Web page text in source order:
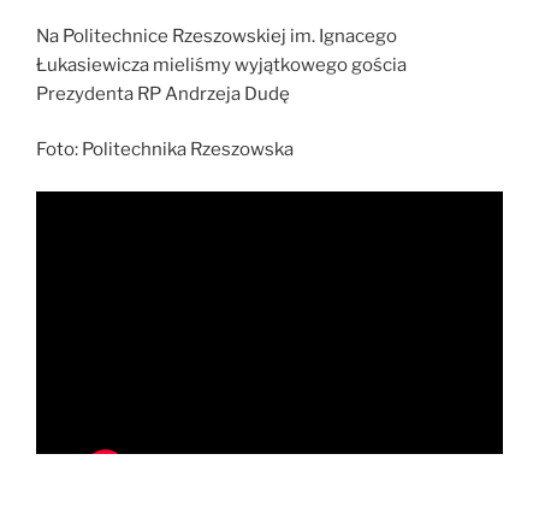
Na Politechnice Rzeszowskiej im. Ignacego
Łukasiewicza mieliśmy wyjątkowego gościa
Prezydenta RP Andrzeja Dudę
Foto: Politechnika Rzeszowska